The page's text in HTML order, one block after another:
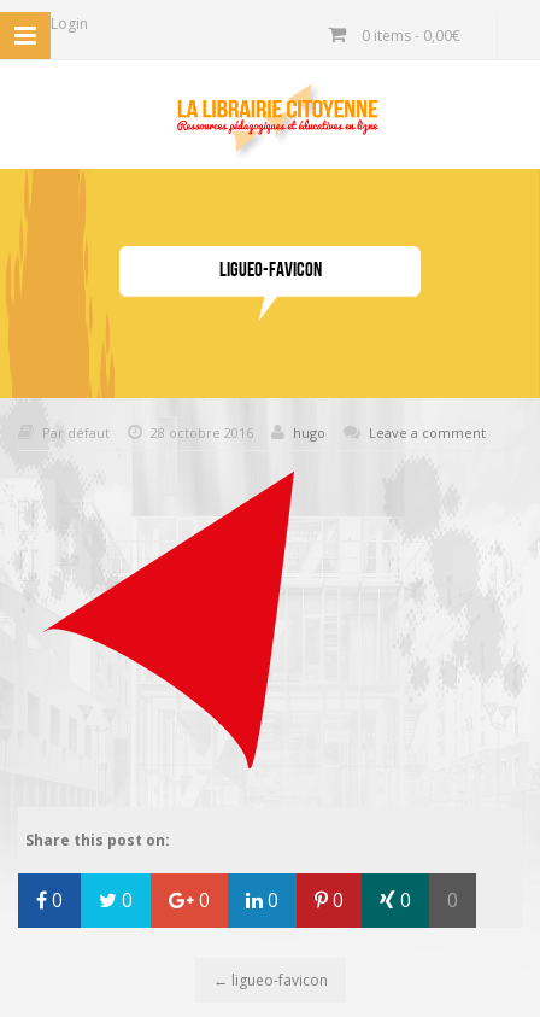
Login
0 items - 0,00€
ligueo-favicon
Par défaut 28 octobre 2016 hugo Leave a comment
Share this post on:
0 0 0 0 0 0 0
← ligueo-favicon